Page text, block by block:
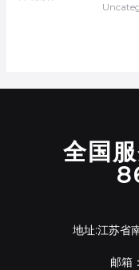
全国
地址:江苏省
邮箱